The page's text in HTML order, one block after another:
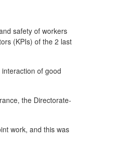
safety of workers
(KPIs) of the 2 last
of good
the Directorate-
work, and this was